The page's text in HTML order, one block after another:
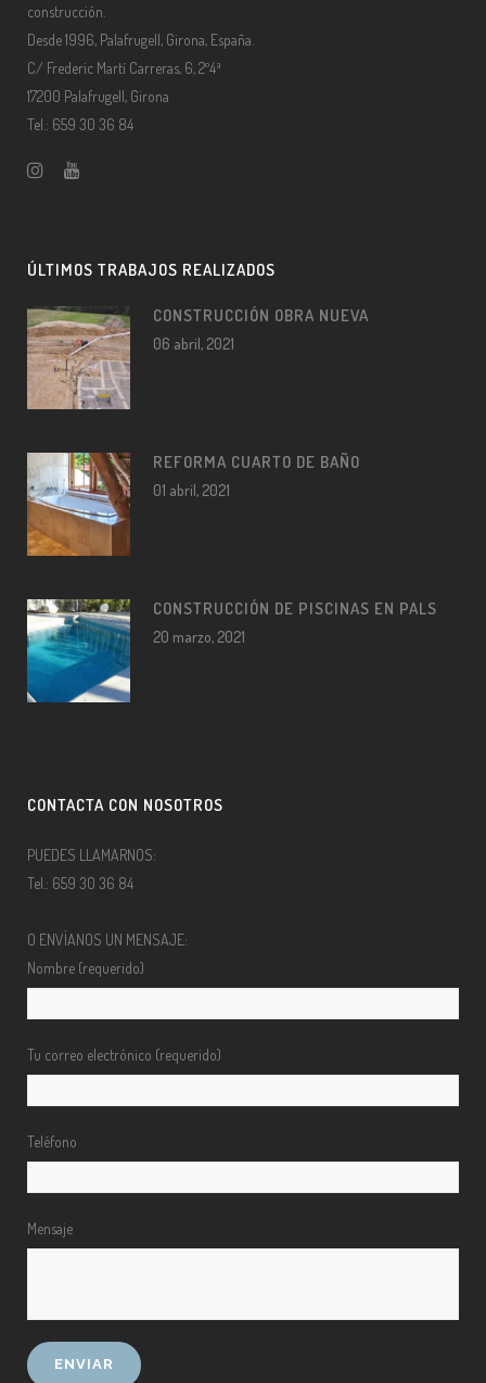
construcción.
Desde 1996, Palafrugell, Girona, España.
C/ Frederic Martí Carreras, 6, 2º4ª
17200 Palafrugell, Girona
Tel.: 659 30 36 84
ÚLTIMOS TRABAJOS REALIZADOS
CONSTRUCCIÓN OBRA NUEVA
06 abril, 2021
REFORMA CUARTO DE BAÑO
01 abril, 2021
CONSTRUCCIÓN DE PISCINAS EN PALS
20 marzo, 2021
CONTACTA CON NOSOTROS
PUEDES LLAMARNOS:
Tel.: 659 30 36 84
O ENVÍANOS UN MENSAJE:
Nombre (requerido)
Tu correo electrónico (requerido)
Teléfono
Mensaje